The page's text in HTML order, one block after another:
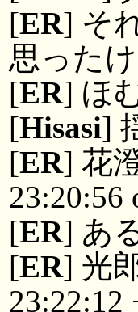
[ER] そ
思った
[ER] ほ
[Hisasi]
[ER] 花
23:20:56
[ER] あ
[ER] 光
23:22:12